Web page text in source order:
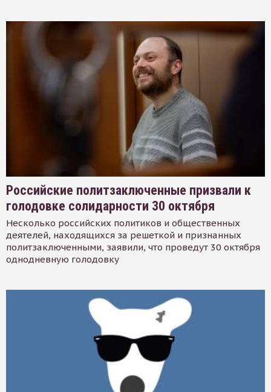
Российские политзаключенные призвали к
голодовке солидарности 30 октября
Несколько российских политиков и общественных
деятелей, находящихся за решеткой и признанных
политзаключенными, заявили, что проведут 30 октября
однодневную голодовку